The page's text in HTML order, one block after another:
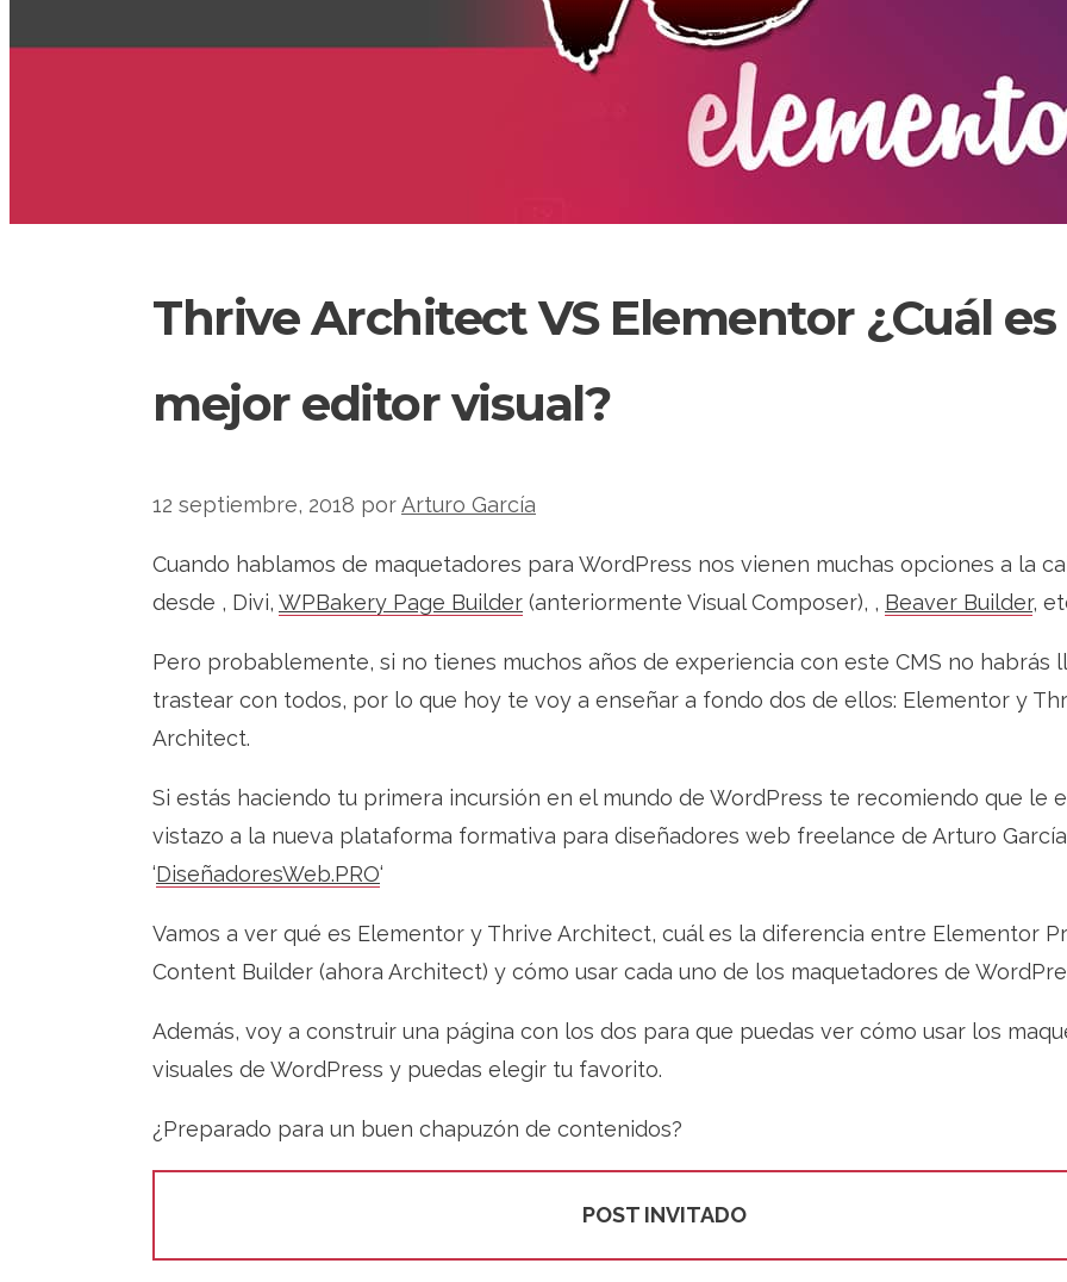
Thrive Architect VS Elementor ¿Cuál es
mejor editor visual?
12 septiembre, 2018 porArturo García
Cuando hablamos de maquetadores para WordPress nos vienen muchas opciones a la
desde , Divi, WPBakery Page Builder (anteriormente Visual Composer), , Beaver Builder,
Pero probablemente, si no tienes muchos años de experiencia con este CMS no habrás
trastear con todos, por lo que hoy te voy a enseñar a fondo dos de ellos: Elementor y
Architect.
Si estás haciendo tu primera incursión en el mundo de WordPress te recomiendo que le
vistazo a la nueva plataforma formativa para diseñadores web freelance de Arturo García
‘DiseñadoresWeb.PRO‘
Vamos a ver qué es Elementor y Thrive Architect, cuál es la diferencia entre Elementor
Content Builder (ahora Architect) y cómo usar cada uno de los maquetadores de
Además, voy a construir una página con los dos para que puedas ver cómo usar los
visuales de WordPress y puedas elegir tu favorito.
¿Preparado para un buen chapuzón de contenidos?
POST INVITADO